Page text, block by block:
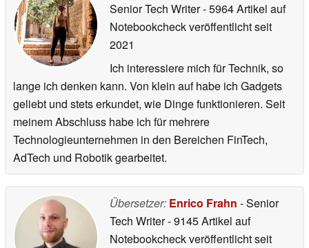
Senior Tech Writer- 5964 Artikel auf
Notebookcheck veröffentlichtseit
2021
Ich interessiere mich für Technik, so
lange ich denken kann. Von klein auf habe ich Gadgets
geliebt und stets erkundet, wie Dinge funktionieren. Seit
meinem Abschluss habe ich für mehrere
Technologieunternehmen in den Bereichen FinTech,
AdTech und Robotik gearbeitet.
Übersetzer: Enrico Frahn - Senior
Tech Writer- 9145 Artikel auf
Notebookcheck veröffentlichtseit